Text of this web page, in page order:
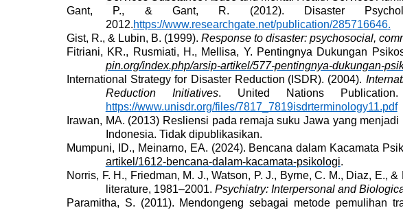
Gant, P., & Gant, R. (2012). Disaster
2012.https://www.researchgate.net/publication/285716646.
Gist, R., & Lubin, B. (1999). Response to disaster: psychosocial,
Fitriani, KR., Rusmiati, H., Mellisa, Y. Pentingnya Dukungan
pin.org/index.php/arsip-artikel/577-pentingnya-dukungan-
International Strategy for Disaster Reduction ( ISDR). (2004).
Reduction Initiatives. United Nations
https://www.unisdr.org/files/7817_7819isdrterminology11.pdf
Irawan, MA. (2013) Resliensi pada remaja suku Jawa yang
Indonesia. Tidak dipublikasikan.
Mumpuni, ID., Meinarno, EA. (2024). Bencana dalam Kacamata
artikel/1612-bencana-dalam-kacamata-psikologi.
Norris, F. H., Friedman, M. J., Watson, P. J., Byrne, C. M., Diaz, E.,
literature, 1981–2001. Psychiatry: Interpersonal and
Paramitha, S. (2011). Mendongeng sebagai metode pemulihan